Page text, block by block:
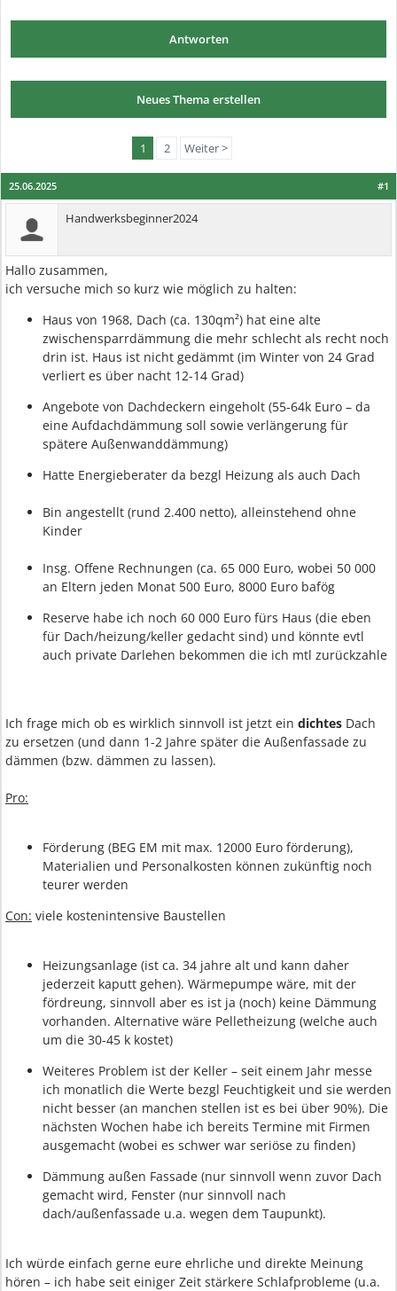
Antworten
Neues Thema erstellen
1 2 Weiter >
#1
25.06.2025
Handwerksbeginner2024
Hallo zusammen,
ich versuche mich so kurz wie möglich zu halten:
Haus von 1968, Dach (ca. 130qm²) hat eine alte
zwischensparrdämmung die mehr schlecht als recht noch
drin ist. Haus ist nicht gedämmt (im Winter von 24 Grad
verliert es über nacht 12-14 Grad)
Angebote von Dachdeckern eingeholt (55-64k Euro – da
eine Aufdachdämmung soll sowie verlängerung für
spätere Außenwanddämmung)
Hatte Energieberater da bezgl Heizung als auch Dach
Bin angestellt (rund 2.400 netto), alleinstehend ohne
Kinder
Insg. Offene Rechnungen (ca. 65 000 Euro, wobei 50 000
an Eltern jeden Monat 500 Euro, 8000 Euro bafög
Reserve habe ich noch 60 000 Euro fürs Haus (die eben
für Dach/heizung/keller gedacht sind) und könnte evtl
auch private Darlehen bekommen die ich mtl zurückzahle
Ich frage mich ob es wirklich sinnvoll ist jetzt ein dichtes Dach
zu ersetzen (und dann 1-2 Jahre später die Außenfassade zu
dämmen (bzw. dämmen zu lassen).
Pro:
Förderung (BEG EM mit max. 12000 Euro förderung),
Materialien und Personalkosten können zukünftig noch
teurer werden
Con: viele kostenintensive Baustellen
Heizungsanlage (ist ca. 34 jahre alt und kann daher
jederzeit kaputt gehen). Wärmepumpe wäre, mit der
fördreung, sinnvoll aber es ist ja (noch) keine Dämmung
vorhanden. Alternative wäre Pelletheizung (welche auch
um die 30-45 k kostet)
Weiteres Problem ist der Keller – seit einem Jahr messe
ich monatlich die Werte bezgl Feuchtigkeit und sie werden
nicht besser (an manchen stellen ist es bei über 90%). Die
nächsten Wochen habe ich bereits Termine mit Firmen
ausgemacht (wobei es schwer war seriöse zu finden)
Dämmung außen Fassade (nur sinnvoll wenn zuvor Dach
gemacht wird, Fenster (nur sinnvoll nach
dach/außenfassade u.a. wegen dem Taupunkt).
Ich würde einfach gerne eure ehrliche und direkte Meinung
hören – ich habe seit einiger Zeit stärkere Schlafprobleme (u.a.